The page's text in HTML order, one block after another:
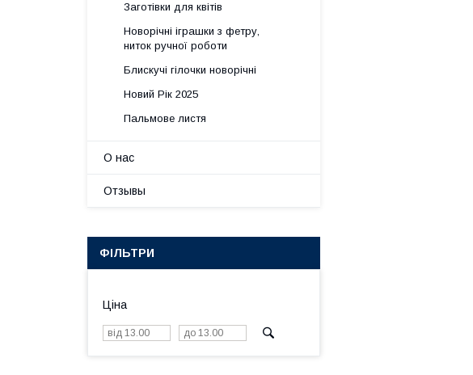
Заготівки для квітів
Новорічні іграшки з фетру,
ниток ручної роботи
Блискучі гілочки новорічні
Новий Рік 2025
Пальмове листя
О нас
Отзывы
ФІЛЬТРИ
Ціна